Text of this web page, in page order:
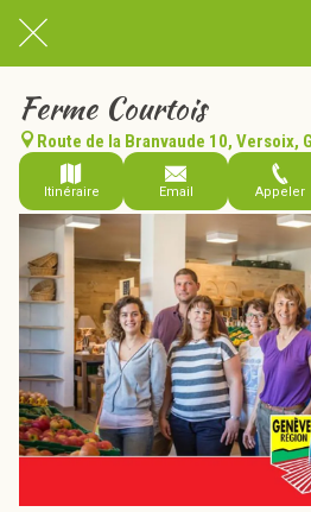
Ferme Courtois
Route de la Branvaude 10, Versoix,
Itinéraire Email Appeler